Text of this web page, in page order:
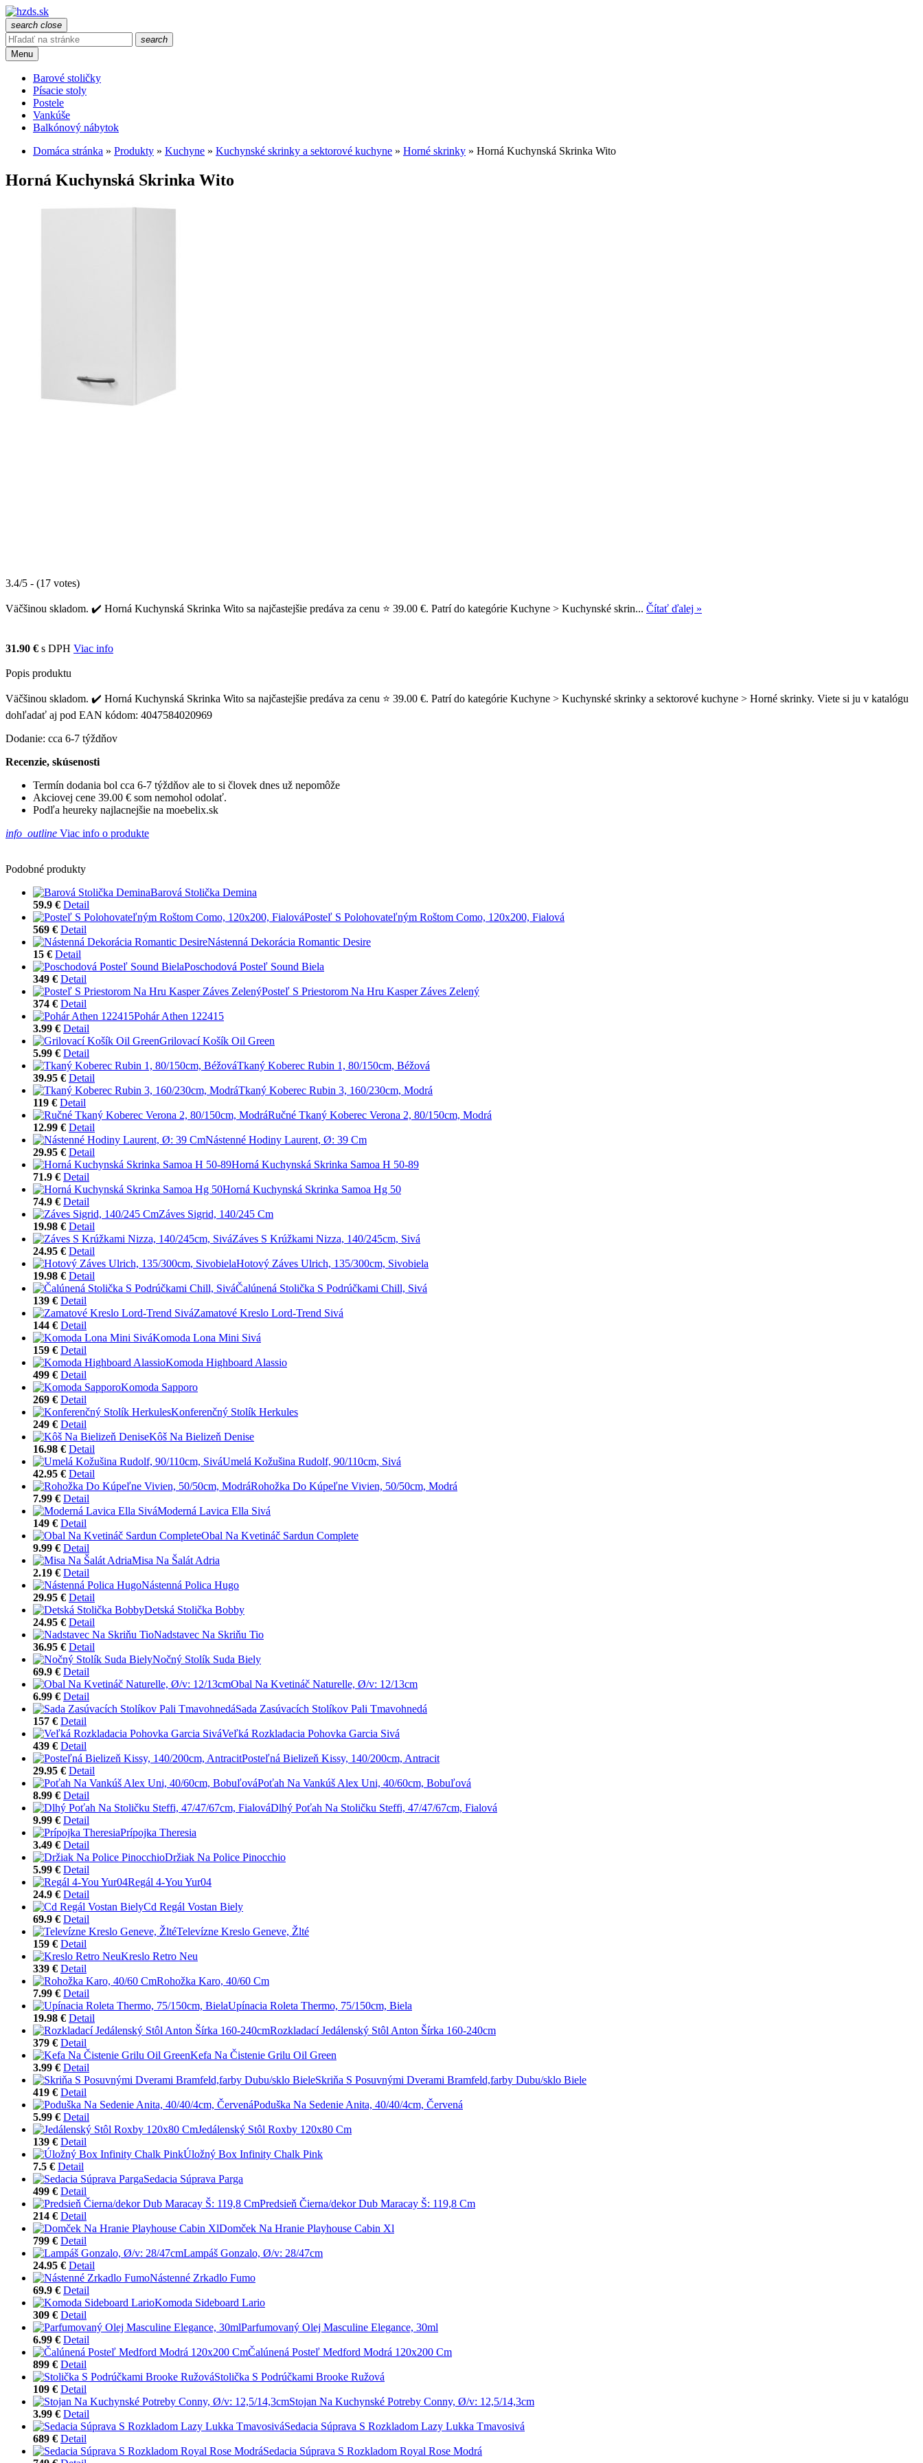
search close
search
Menu
Barové stoličky
Písacie stoly
Postele
Vankúše
Balkónový nábytok
Domáca stránka » Produkty » Kuchyne » Kuchynské skrinky a sektorové kuchyne » Horné skrinky » Horná Kuchynská Skrinka Wito
Horná Kuchynská Skrinka Wito
3.4/5 - (17 votes)
Väčšinou skladom. ✔️ Horná Kuchynská Skrinka Wito sa najčastejšie predáva za cenu ⭐ 39.00 €. Patrí do kategórie Kuchyne > Kuchynské skrin... Čítať ďalej »
31.90 € s DPH Viac info
Popis produktu
Väčšinou skladom. ✔️ Horná Kuchynská Skrinka Wito sa najčastejšie predáva za cenu ⭐ 39.00 €. Patrí do kategórie Kuchyne > Kuchynské skrinky a sektorové kuchyne > Horné skrinky. Viete si ju v katalógu
dohľadať aj pod EAN kódom: 4047584020969
Dodanie: cca 6-7 týždňov
Recenzie, skúsenosti
Termín dodania bol cca 6-7 týždňov ale to si človek dnes už nepomôže
Akciovej cene 39.00 € som nemohol odolať.
Podľa heureky najlacnejšie na moebelix.sk
info_outline Viac info o produkte
Podobné produkty
Barová Stolička Demina
59.9 € Detail
Posteľ S Polohovateľným Roštom Como, 120x200, Fialová
569 € Detail
Nástenná Dekorácia Romantic Desire
15 € Detail
Poschodová Posteľ Sound Biela
349 € Detail
Posteľ S Priestorom Na Hru Kasper Záves Zelený
374 € Detail
Pohár Athen 122415
3.99 € Detail
Grilovací Košík Oil Green
5.99 € Detail
Tkaný Koberec Rubin 1, 80/150cm, Béžová
39.95 € Detail
Tkaný Koberec Rubin 3, 160/230cm, Modrá
119 € Detail
Ručné Tkaný Koberec Verona 2, 80/150cm, Modrá
12.99 € Detail
Nástenné Hodiny Laurent, Ø: 39 Cm
29.95 € Detail
Horná Kuchynská Skrinka Samoa H 50-89
71.9 € Detail
Horná Kuchynská Skrinka Samoa Hg 50
74.9 € Detail
Záves Sigrid, 140/245 Cm
19.98 € Detail
Záves S Krúžkami Nizza, 140/245cm, Sivá
24.95 € Detail
Hotový Záves Ulrich, 135/300cm, Sivobiela
19.98 € Detail
Čalúnená Stolička S Podrúčkami Chill, Sivá
139 € Detail
Zamatové Kreslo Lord-Trend Sivá
144 € Detail
Komoda Lona Mini Sivá
159 € Detail
Komoda Highboard Alassio
499 € Detail
Komoda Sapporo
269 € Detail
Konferenčný Stolík Herkules
249 € Detail
Kôš Na Bielizeň Denise
16.98 € Detail
Umelá Kožušina Rudolf, 90/110cm, Sivá
42.95 € Detail
Rohožka Do Kúpeľne Vivien, 50/50cm, Modrá
7.99 € Detail
Moderná Lavica Ella Sivá
149 € Detail
Obal Na Kvetináč Sardun Complete
9.99 € Detail
Misa Na Šalát Adria
2.19 € Detail
Nástenná Polica Hugo
29.95 € Detail
Detská Stolička Bobby
24.95 € Detail
Nadstavec Na Skriňu Tio
36.95 € Detail
Nočný Stolík Suda Biely
69.9 € Detail
Obal Na Kvetináč Naturelle, Ø/v: 12/13cm
6.99 € Detail
Sada Zasúvacích Stolíkov Pali Tmavohnedá
157 € Detail
Veľká Rozkladacia Pohovka Garcia Sivá
439 € Detail
Posteľná Bielizeň Kissy, 140/200cm, Antracit
29.95 € Detail
Poťah Na Vankúš Alex Uni, 40/60cm, Bobuľová
8.99 € Detail
Dlhý Poťah Na Stoličku Steffi, 47/47/67cm, Fialová
9.99 € Detail
Prípojka Theresia
3.49 € Detail
Držiak Na Police Pinocchio
5.99 € Detail
Regál 4-You Yur04
24.9 € Detail
Cd Regál Vostan Biely
69.9 € Detail
Televízne Kreslo Geneve, Žlté
159 € Detail
Kreslo Retro Neu
339 € Detail
Rohožka Karo, 40/60 Cm
7.99 € Detail
Upínacia Roleta Thermo, 75/150cm, Biela
19.98 € Detail
Rozkladací Jedálenský Stôl Anton Šírka 160-240cm
379 € Detail
Kefa Na Čistenie Grilu Oil Green
3.99 € Detail
Skriňa S Posuvnými Dverami Bramfeld,farby Dubu/sklo Biele
419 € Detail
Poduška Na Sedenie Anita, 40/40/4cm, Červená
5.99 € Detail
Jedálenský Stôl Roxby 120x80 Cm
139 € Detail
Úložný Box Infinity Chalk Pink
7.5 € Detail
Sedacia Súprava Parga
499 € Detail
Predsieň Čierna/dekor Dub Maracay Š: 119,8 Cm
214 € Detail
Domček Na Hranie Playhouse Cabin Xl
799 € Detail
Lampáš Gonzalo, Ø/v: 28/47cm
24.95 € Detail
Nástenné Zrkadlo Fumo
69.9 € Detail
Komoda Sideboard Lario
309 € Detail
Parfumovaný Olej Masculine Elegance, 30ml
6.99 € Detail
Čalúnená Posteľ Medford Modrá 120x200 Cm
899 € Detail
Stolička S Podrúčkami Brooke Ružová
109 € Detail
Stojan Na Kuchynské Potreby Conny, Ø/v: 12,5/14,3cm
3.99 € Detail
Sedacia Súprava S Rozkladom Lazy Lukka Tmavosivá
689 € Detail
Sedacia Súprava S Rozkladom Royal Rose Modrá